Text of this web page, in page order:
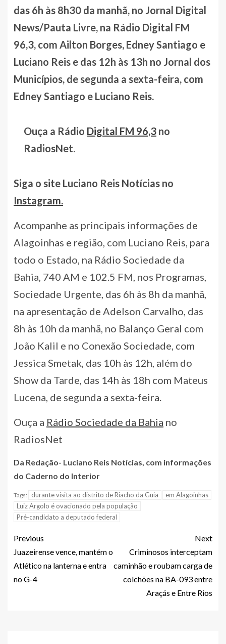
das 6h às 8h30 da manhã, no Jornal Digital
News/Pauta Livre, na Rádio Digital FM
96,3, com Ailton Borges, Edney Santiago e
Luciano Reis e das 12h às 13h no Jornal dos
Municípios, de segunda a sexta-feira, com
Edney Santiago e Luciano Reis.
Ouça a Rádio Digital FM 96,3 no
RadiosNet.
Siga o site Luciano Reis Notícias no
Instagram.
Acompanhe as principais informações de
Alagoinhas e região, com Luciano Reis, para
todo o Estado, na Rádio Sociedade da
Bahia, 740 AM e 102.5 FM, nos Programas,
Sociedade Urgente, das 6h às 8h da manhã,
na apresentação de Adelson Carvalho, das
8h às 10h da manhã, no Balanço Geral com
João Kalil e no Conexão Sociedade, com
Jessica Smetak, das 10h às 12h, além do
Show da Tarde, das 14h às 18h com Mateus
Lucena, de segunda a sexta-feira.
Ouça a Rádio Sociedade da Bahia no
RadiosNet
Da Redação- Luciano Reis Notícias, com informações
do Caderno do Interior
Tags: durante visita ao distrito de Riacho da Guia
em Alagoinhas
Luiz Argolo é ovacionado pela população
Pré-candidato a deputado federal
Previous
Juazeirense vence, mantém o
Atlético na lanterna e entra
no G-4
Next
Criminosos interceptam
caminhão e roubam carga de
colchões na BA-093 entre
Araçás e Entre Rios